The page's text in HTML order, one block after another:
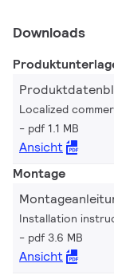
Downloads
Localized
pdf 1.1 MB
Ansicht
Montage
Installation
pdf 3.6 MB
Ansicht